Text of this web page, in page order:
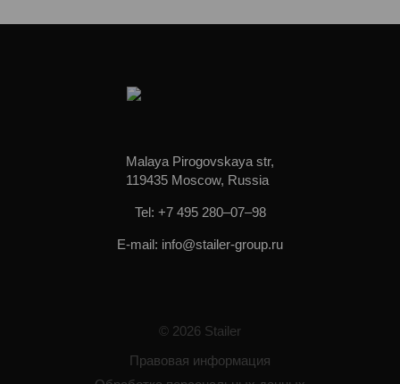
© 2026 Stailer
Malaya Pirogovskaya str,
119435 Moscow, Russia
Tel: +7 495 280–07–98
E-mail: info@stailer-group.ru
Правовая информация